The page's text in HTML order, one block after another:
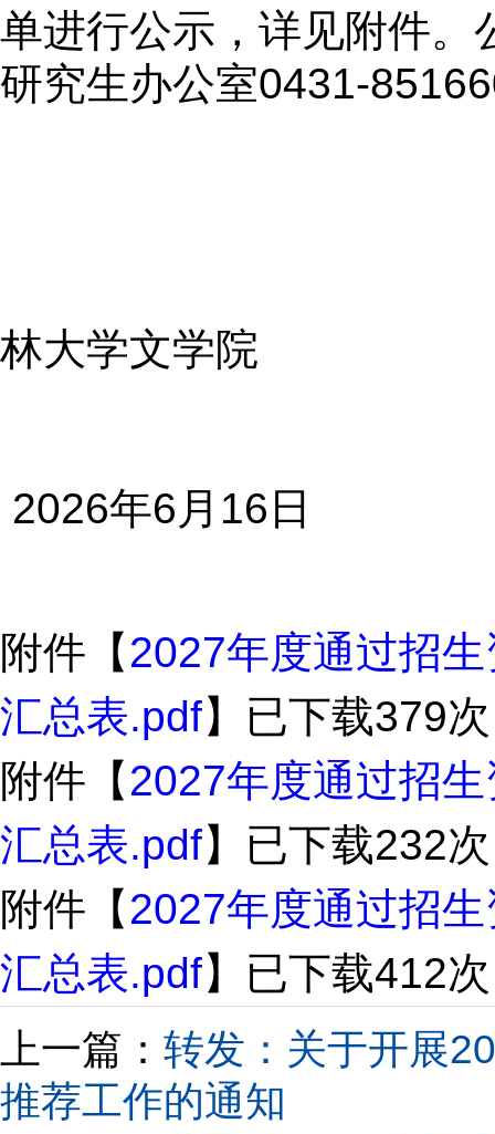
单进行公示，详见附件。
研究生办公室0431-
林大学文学院
2026年6月16日
附件【2027年度通过招
汇总表.pdf】已下载379次
附件【2027年度通过招
汇总表.pdf】已下载232次
附件【2027年度通过招
汇总表.pdf】已下载412次
上一篇： 转发：关于开展
推荐工作的通知